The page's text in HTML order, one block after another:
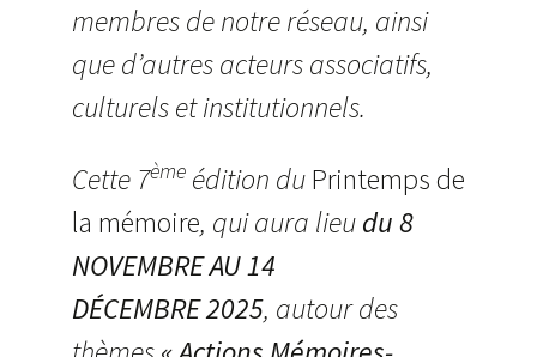
membres de notre réseau, ainsi
que d’autres acteurs associatifs,
culturels et institutionnels.
Cette 7ème édition duPrintemps de
la mémoire, qui aura lieudu 8
NOVEMBRE AU 14
DÉCEMBRE 2025, autour des